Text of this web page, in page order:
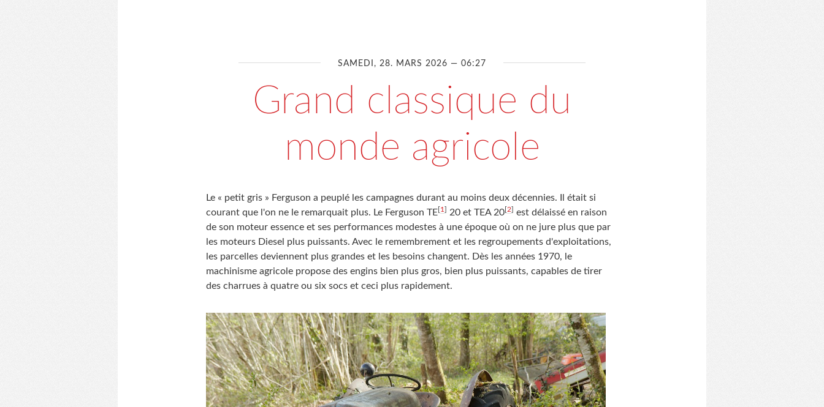
SAMEDI, 28. MARS 2026 — 06:27
Grand classique du
monde agricole
Le « petit gris » Ferguson a peuplé les campagnes durant au moins deux décennies. Il était si
courant que l'on ne le remarquait plus. Le Ferguson TE[1] 20 et TEA 20[2] est délaissé en raison
de son moteur essence et ses performances modestes à une époque où on ne jure plus que par
les moteurs Diesel plus puissants. Avec le remembrement et les regroupements d'exploitations,
les parcelles deviennent plus grandes et les besoins changent. Dès les années 1970, le
machinisme agricole propose des engins bien plus gros, bien plus puissants, capables de tirer
des charrues à quatre ou six socs et ceci plus rapidement.